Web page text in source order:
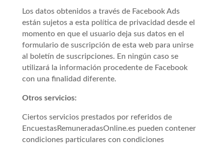
Los datos obtenidos a través de Facebook Ads
están sujetos a esta política de privacidad desde el
momento en que el usuario deja sus datos en el
formulario de suscripción de esta web para unirse
al boletín de suscripciones. En ningún caso se
utilizará la información procedente de Facebook
con una finalidad diferente.
Otros servicios:
Ciertos servicios prestados por referidos de
EncuestasRemuneradasOnline.es pueden contener
condiciones particulares con condiciones